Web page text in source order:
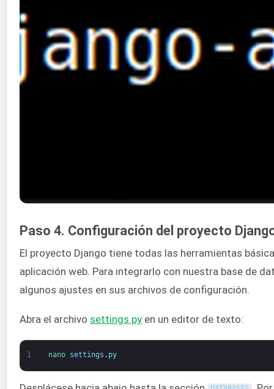
Paso 4. Configuración del proyecto
El proyecto Django tiene todas las herramientas
aplicación web. Para integrarlo con nuestra base de
algunos ajustes en sus archivos de configuración.
Abra el archivo settings.py en un editor de texto:
1 nano settings . py